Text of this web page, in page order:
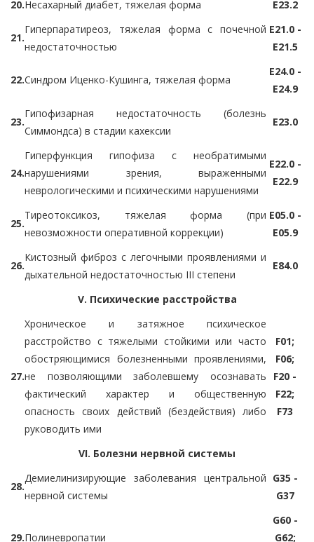
20.Несахарный диабет, тяжелая форма E23.2
21.
Гиперпаратиреоз, тяжелая форма с почечной
недостаточностью
E21.0 -
E21.5
22.Синдром Иценко-Кушинга, тяжелая форма
E24.0 -
E24.9
23.
Гипофизарная недостаточность (болезнь
Симмондса) в стадии кахексии
E23.0
24.
Гиперфункция гипофиза с необратимыми
нарушениями зрения, выраженными
неврологическими и психическими нарушениями
E22.0 -
E22.9
25.
Тиреотоксикоз, тяжелая форма (при
невозможности оперативной коррекции)
E05.0 -
E05.9
26.
Кистозный фиброз с легочными проявлениями и
дыхательной недостаточностью III степени
E84.0
V. Психические расстройства
27.
Хроническое и затяжное психическое
расстройство с тяжелыми стойкими или часто
обостряющимися болезненными проявлениями,
не позволяющими заболевшему осознавать
фактический характер и общественную
опасность своих действий (бездействия) либо
руководить ими
F01;
F06;
F20 -
F22;
F73
VI. Болезни нервной системы
28.
Демиелинизирующие заболевания центральной
нервной системы
G35 -
G37
29.Полиневропатии
G60 -
G62;